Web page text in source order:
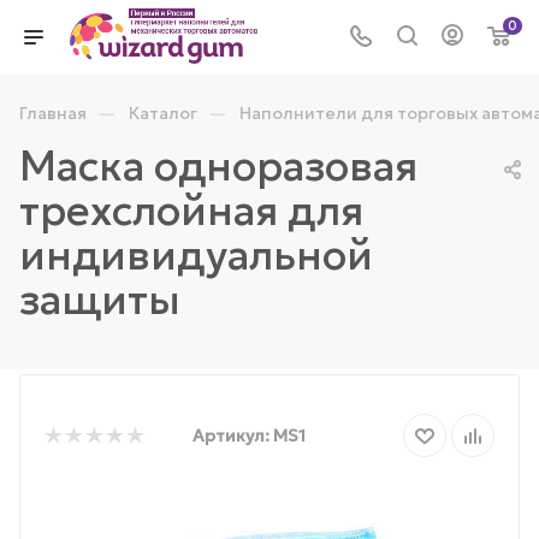
0
Главная — Каталог — Наполнители для торговых
Маска одноразовая
трехслойная для
индивидуальной
защиты
Артикул: MS1